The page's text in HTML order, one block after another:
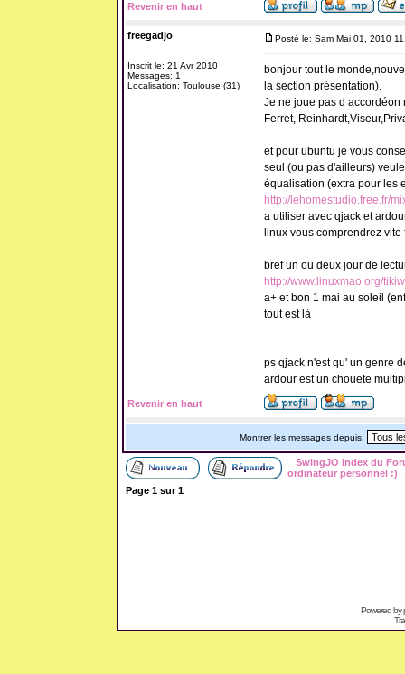
Revenir en haut
freegadjo
Inscrit le: 21 Avr 2010
Messages: 1
Localisation: Toulouse (31)
Posté le: Sam Mai 01, 2010
bonjour tout le
la section présentation).
Je ne joue pas d accordéon
Ferret,
et pour ubuntu je vous
seul (ou pas d'ailleurs)
équalisation (extra pour les
http://lehomestudio.free.fr/
a utiliser avec qjack et
linux vous comprendrez vite
bref un ou deux jour de
http://www.linuxmao.org/
a+ et bon 1 mai au soleil
tout est là
ps qjack n'est qu' un genre
ardour est un chouete
Revenir en haut
Montrer les messages depuis:
SwingJO Index du
ordinateur personnel :)
Page 1sur1
Powered by